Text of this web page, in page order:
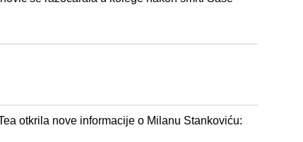
otkrila nove informacije o Milanu Stankoviću: